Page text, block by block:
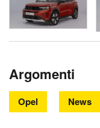
Argomenti
Opel News